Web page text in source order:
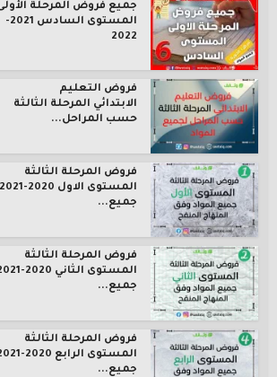
جميع فروض المرحلة
المستوى السادس 2021-
2022
فروض التعليم
الابتدائي المرحلة الثالثة
حسب المراحل...
فروض المرحلة الثالثة
المستوى الاول 2020-2021
جميع...
فروض المرحلة الثالثة
المستوى الثاني
جميع...
فروض المرحلة الثالثة
المستوى الرابع
جميع...